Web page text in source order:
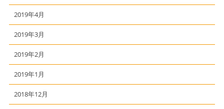
2019年4月
2019年3月
2019年2月
2019年1月
2018年12月